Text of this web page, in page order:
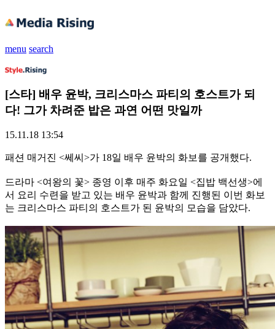
menu search
[스타] 배우 윤박, 크리스마스 파티의 호스트가 되
다! 그가 차려준 밥은 과연 어떤 맛일까
15.11.18 13:54
패션 매거진 <쎄씨>가 18일 배우 윤박의 화보를 공개했다.
드라마 <여왕의 꽃> 종영 이후 매주 화요일 <집밥 백선생>에
서 요리 수련을 받고 있는 배우 윤박과 함께 진행된 이번 화보
는 크리스마스 파티의 호스트가 된 윤박의 모습을 담았다.